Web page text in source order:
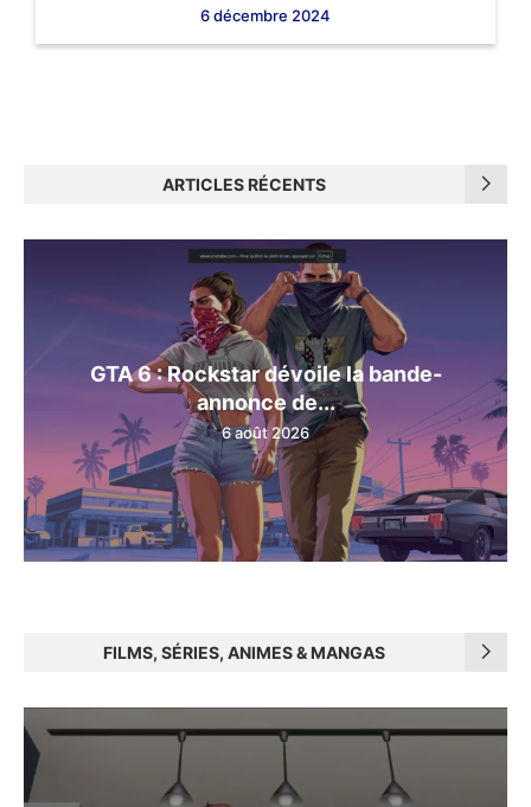
6 décembre 2024
ARTICLES RÉCENTS
GTA 6 : Rockstar dévoile la bande-
annonce de...
6 août 2026
FILMS, SÉRIES, ANIMES & MANGAS